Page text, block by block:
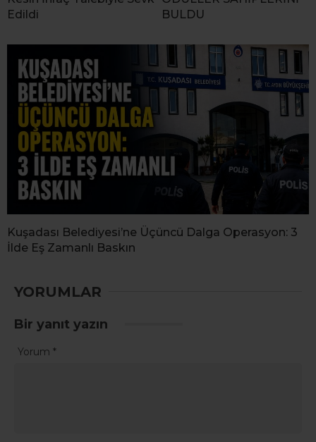
Edildi
BULDU
Kuşadası Belediyesi’ne Üçüncü Dalga Operasyon: 3
İlde Eş Zamanlı Baskın
YORUMLAR
Bir yanıt yazın
Yorum *